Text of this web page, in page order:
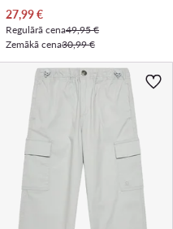
Pašreizējā cena
27,99€
Regulārā cena49,95 €
Zemākā cena30,99 €